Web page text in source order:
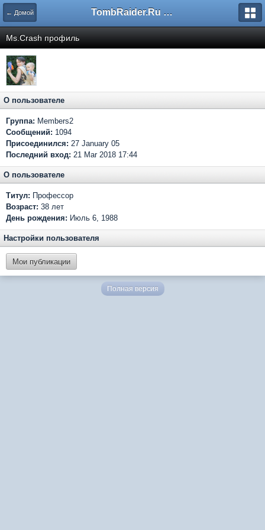
← Домой TombRaider.Ru - Форумы
Ms.Crash профиль
О пользователе
Группа: Members2
Сообщений: 1094
Присоединился: 27 January 05
Последний вход: 21 Mar 2018 17:44
О пользователе
Титул: Профессор
Возраст: 38 лет
День рождения: Июль 6, 1988
Настройки пользователя
Мои публикации
Полная версия